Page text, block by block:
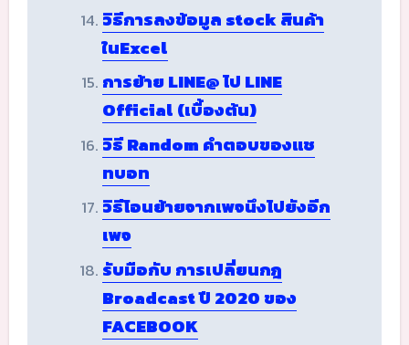
วิธีการลงข้อมูล stock สินค้า
ในExcel
การย้าย LINE@ ไป LINE
Official (เบื้องต้น)
วิธี Random คำตอบของแช
ทบอท
วิธีโอนย้ายจากเพจนึงไปยังอีก
เพจ
รับมือกับ การเปลี่ยนกฎ
Broadcast ปี 2020 ของ
FACEBOOK